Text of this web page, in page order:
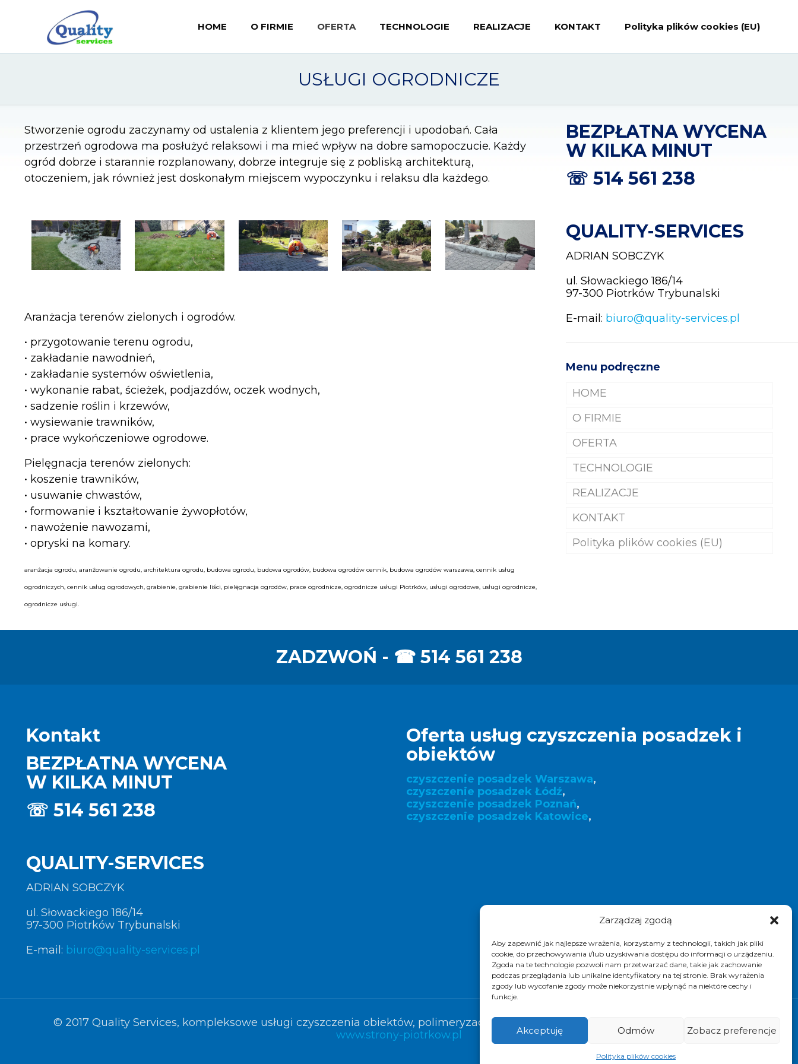
Zarządzaj zgodą
Aby zapewnić jak najlepsze wrażenia, korzystamy z technologii, takich jak pliki
cookie, do przechowywania i/lub uzyskiwania dostępu do informacji o urządzeniu.
Zgoda na te technologie pozwoli nam przetwarzać dane, takie jak zachowanie
podczas przeglądania lub unikalne identyfikatory na tej stronie. Brak wyrażenia
zgody lub wycofanie zgody może niekorzystnie wpłynąć na niektóre cechy i
funkcje.
Akceptuję Odmów Zobacz preferencje
Polityka plików cookies
HOME O FIRMIE OFERTA TECHNOLOGIE REALIZACJE KONTAKT Polityka plików cookies (EU)
USŁUGI OGRODNICZE
Stworzenie ogrodu zaczynamy od ustalenia z klientem jego preferencji i upodobań. Cała
przestrzeń ogrodowa ma posłużyć relaksowi i ma mieć wpływ na dobre samopoczucie. Każdy
ogród dobrze i starannie rozplanowany, dobrze integruje się z pobliską architekturą,
otoczeniem, jak również jest doskonałym miejscem wypoczynku i relaksu dla każdego.
Aranżacja terenów zielonych i ogrodów.
• przygotowanie terenu ogrodu,
• zakładanie nawodnień,
• zakładanie systemów oświetlenia,
• wykonanie rabat, ścieżek, podjazdów, oczek wodnych,
• sadzenie roślin i krzewów,
• wysiewanie trawników,
• prace wykończeniowe ogrodowe.
Pielęgnacja terenów zielonych:
• koszenie trawników,
• usuwanie chwastów,
• formowanie i kształtowanie żywopłotów,
• nawożenie nawozami,
• opryski na komary.
aranżacja ogrodu, aranżowanie ogrodu, architektura ogrodu, budowa ogrodu, budowa ogrodów, budowa ogrodów cennik, budowa ogrodów warszawa, cennik usług
ogrodniczych, cennik usług ogrodowych, grabienie, grabienie liści, pielęgnacja ogrodów, prace ogrodnicze, ogrodnicze usługi Piotrków, usługi ogrodowe, usługi ogrodnicze,
ogrodnicze usługi.
BEZPŁATNA WYCENA
W KILKA MINUT
☏ 514 561 238
QUALITY-SERVICES
ADRIAN SOBCZYK
ul. Słowackiego 186/14
97-300 Piotrków Trybunalski
E-mail: biuro@quality-services.pl
Menu podręczne
HOME
O FIRMIE
REFERENCJE
OFERTA
POLIMERYZACJA WYKŁADZIN
MAGAZYNOWYCH
CZYSZCZENIE KOSTKI
BUDYNKÓW
TECHNOLOGIE
REALIZACJE
WIDEO
KONTAKT
Polityka plików cookies (EU)
ZADZWOŃ - ☎ 514 561 238
Kontakt
BEZPŁATNA WYCENA
W KILKA MINUT
☏ 514 561 238
QUALITY-SERVICES
ADRIAN SOBCZYK
ul. Słowackiego 186/14
97-300 Piotrków Trybunalski
E-mail: biuro@quality-services.pl
Oferta usług czyszczenia posadzek i
obiektów
czyszczenie posadzek Warszawa,
czyszczenie posadzek Łódź,
czyszczenie posadzek Poznań,
czyszczenie posadzek Katowice,
© 2017 Quality Services, kompleksowe usługi czyszczenia obiektów, polimeryzacja posadzek. Realizacja i pozycjonowanie strony :
www.strony-piotrkow.pl